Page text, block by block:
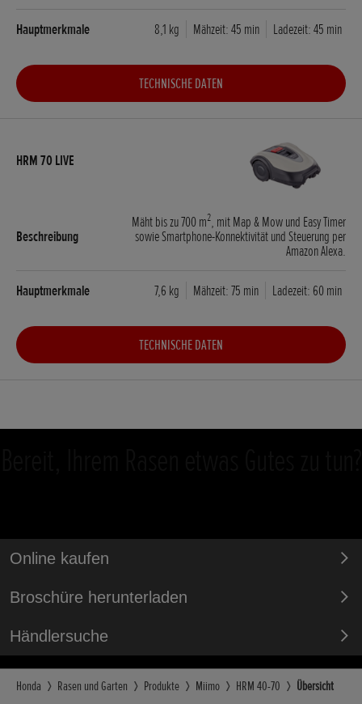
8,1 kg Mähzeit: 45 min Ladezeit: 45 min
TECHNISCHE DATEN
Mäht bis zu 700 m2, mit Map & Mow und Easy Timer
sowie Smartphone-Konnektivität und Steuerung per
Amazon Alexa.
7,6 kg Mähzeit: 75 min Ladezeit: 60 min
TECHNISCHE DATEN
Online kaufen
Broschüre herunterladen
Händlersuche
Honda Rasen und Garten Produkte Miimo HRM 40-70 Übersicht